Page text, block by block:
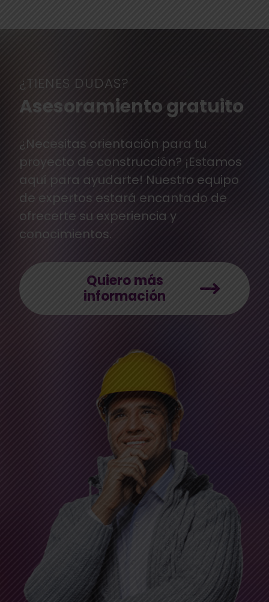
¿TIENES DUDAS?
Asesoramiento gratuito
¿Necesitas orientación para tu
proyecto de construcción? ¡Estamos
aquí para ayudarte! Nuestro equipo
de expertos estará encantado de
ofrecerte su experiencia y
conocimientos.
Quiero más
información